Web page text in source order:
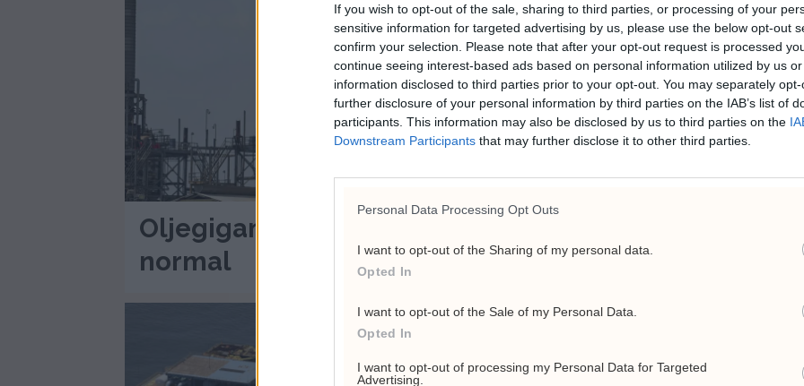
If you wish to opt-out of the sale, sharing to third parties, or processing of your
sensitive information for targeted advertising by us, please use the below opt-out
confirm your selection. Please note that after your opt-out request is processed
continue seeing interest-based ads based on personal information utilized by us
information disclosed to third parties prior to your opt-out. You may separately
further disclosure of your personal information by third parties on the IAB’s list of
participants. This information may also be disclosed by us to third parties on the
Downstream Participants that may further disclose it to other third parties.
Personal Data Processing Opt Outs
I want to opt-out of the Sharing of my personal data.
Opted In
I want to opt-out of the Sale of my Personal Data.
Opted In
I want to opt-out of processing my Personal Data for Targeted
Advertising.
Oljegigantene ruster seg for en ny
normal
6.
6.